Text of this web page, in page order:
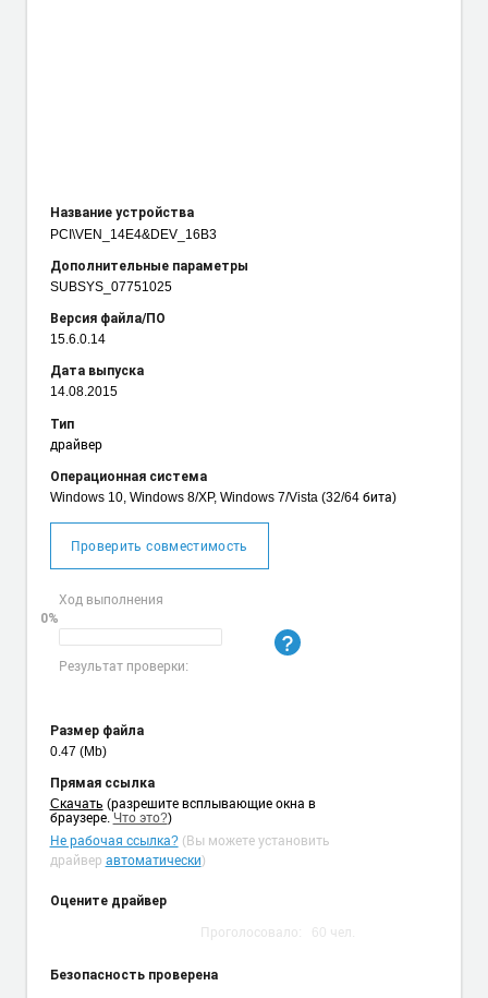
Название устройства
PCI\VEN_14E4&DEV_16B3
Дополнительные параметры
SUBSYS_07751025
Версия файла/ПО
15.6.0.14
Дата выпуска
14.08.2015
Тип
драйвер
Операционная система
Windows 10, Windows 8/XP, Windows 7/Vista (32/64 бита)
Проверить совместимость
Ход выполнения
0%
Результат проверки:
Размер файла
0.47 (Mb)
Прямая ссылка
Cкачать (разрешите всплывающие окна в
браузере. Что это?)
Не рабочая ссылка?(Вы можете установить
драйвер автоматически)
Оцените драйвер
Проголосовало: 60 чел.
Безопасность проверена